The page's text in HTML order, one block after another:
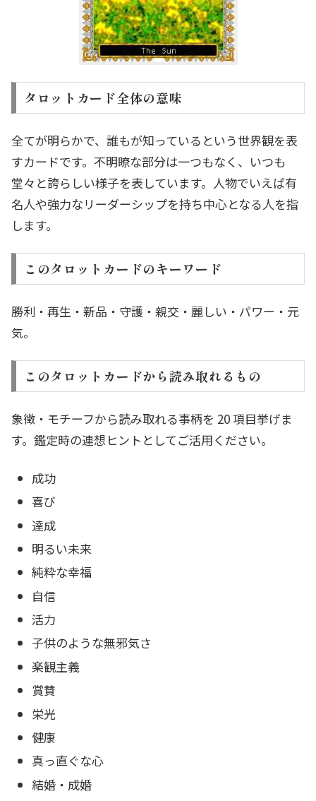
タロットカード全体の意味
全てが明らかで、誰もが知っているという世界観を表
すカードです。不明瞭な部分は一つもなく、いつも
堂々と誇らしい様子を表しています。人物でいえば有
名人や強力なリーダーシップを持ち中心となる人を指
します。
このタロットカードのキーワード
勝利・再生・新品・守護・親交・麗しい・パワー・元
気。
このタロットカードから読み取れるもの
象徴・モチーフから読み取れる事柄を 20 項目挙げま
す。鑑定時の連想ヒントとしてご活用ください。
成功
喜び
達成
明るい未来
純粋な幸福
自信
活力
子供のような無邪気さ
楽観主義
賞賛
栄光
健康
真っ直ぐな心
結婚・成婚